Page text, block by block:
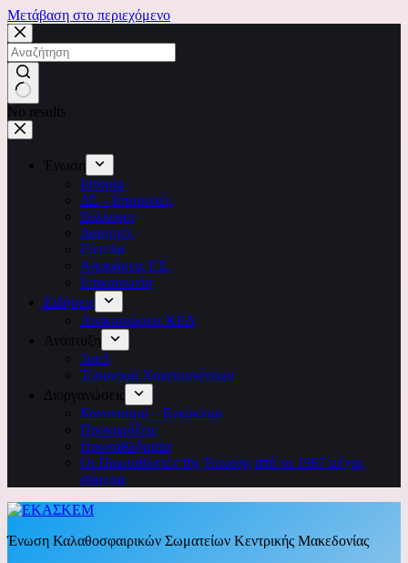
Μετάβαση στο περιεχόμενο
No results
Ένωση
Ιστορία
ΔΣ – Επιτροπές
Σύλλογοι
Διαιτητές
Γήπεδα
Αποφάσεις Γ.Σ.
Επικοινωνία
Ειδήσεις
Ανακοινώσεις ΚΕΔ
Ανάπτυξη
3on3
Τουρνουά Χριστουγέννων
Διοργανώσεις
Κανονισμοί – Εγκύκλιοι
Προκηρύξεις
Πρωταθλήματα
Οι Πρωταθλητές της Ένωσης από το 1967 μέχρι
σήμερα
Ένωση Καλαθοσφαιρικών Σωματείων Κεντρικής Μακεδονίας